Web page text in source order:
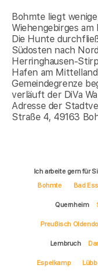
Bohmte liegt
Wiehengebirges
Die Hunte
Südosten nach
Herringhausen-
Hafen am
Gemeindegrenze
verläuft der DiVa
Adresse der
Straße 4, 49163
Ich arbeite gern für
Bohmte
Bad
Quernheim
Preußisch
Lembruch
Espelkamp